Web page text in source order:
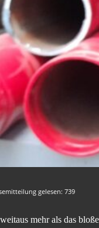
gelesen: 739
mehr als das